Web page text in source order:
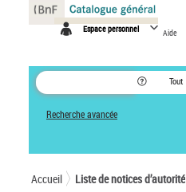
Espace personnel Aide
Tout
Recherche avancée
Accueil Liste de notices d’autorité
Panneau de gestion des cookies